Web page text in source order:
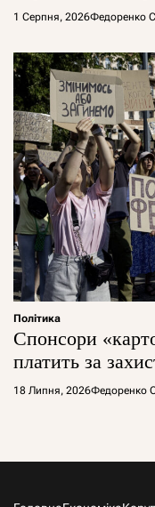
1 Серпня, 2026Федоренко
Політика
Спонсори
платить за
18 Липня, 2026Федоренко